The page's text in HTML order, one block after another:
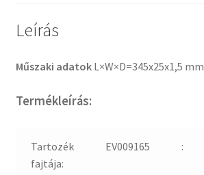
Leírás
Műszaki adatok L×W×D=345x25x1,5 mm
Termékleírás:
Tartozék
fajtája:
EV009165 :